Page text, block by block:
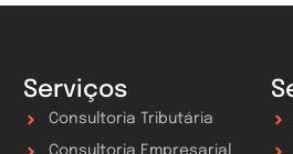
Serviços
Consultoria Tributária